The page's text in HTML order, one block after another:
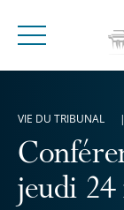
Menu
jeudi 24
VIE DU TRIBUNAL